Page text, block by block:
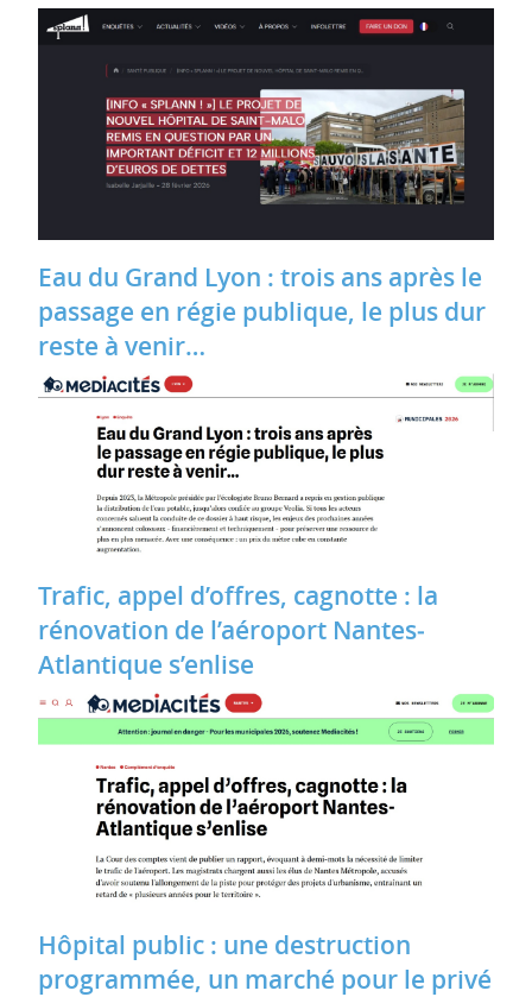
Eau du Grand Lyon : trois ans après le
passage en régie publique, le plus dur
reste à venir…
Trafic, appel d’offres, cagnotte : la
rénovation de l’aéroport Nantes‐
Atlantique s’enlise
Hôpital public : une destruction
programmée, un marché pour le privé